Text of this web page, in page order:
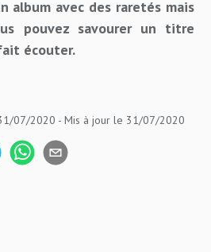
album avec des raretés mais
pouvez savourer un titre
écouter.
07/2020 - Mis à jour le 31/07/2020